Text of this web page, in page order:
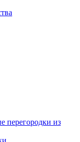
перегородки из